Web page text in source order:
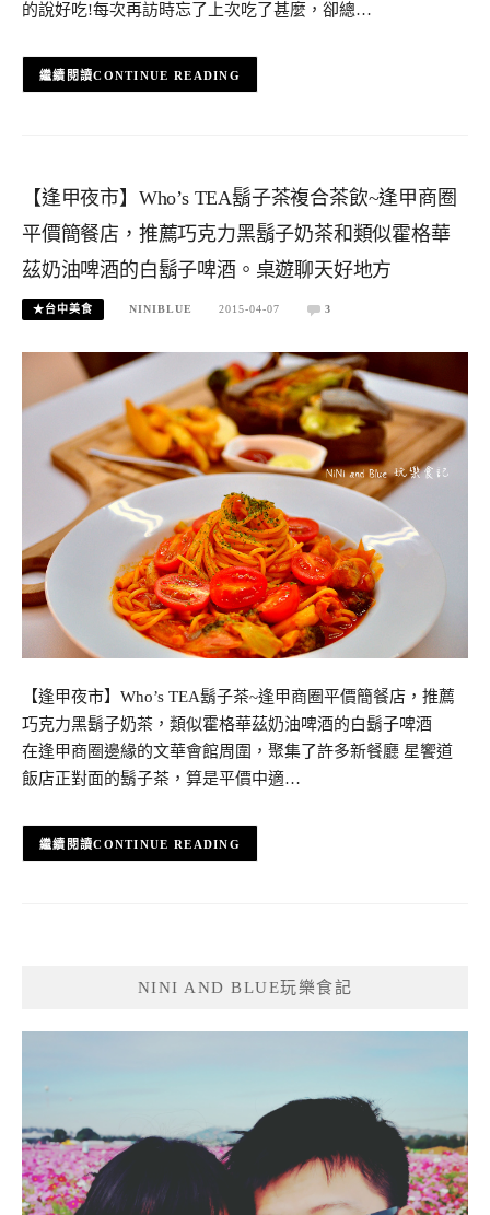
的說好吃!每次再訪時忘了上次吃了甚麼，卻總…
CONTINUE READING
【逢甲夜市】Who’s TEA鬍子茶複合茶飲~逢甲商圈
平價簡餐店，推薦巧克力黑鬍子奶茶和類似霍格華
茲奶油啤酒的白鬍子啤酒。桌遊聊天好地方
★台中美食 NINIBLUE 2015-04-07 3
【逢甲夜市】Who’s TEA鬍子茶~逢甲商圈平價簡餐店，推薦
巧克力黑鬍子奶茶，類似霍格華茲奶油啤酒的白鬍子啤酒
在逢甲商圈邊緣的文華會館周圍，聚集了許多新餐廳 星饗道
飯店正對面的鬍子茶，算是平價中適…
CONTINUE READING
NINI AND BLUE玩樂食記